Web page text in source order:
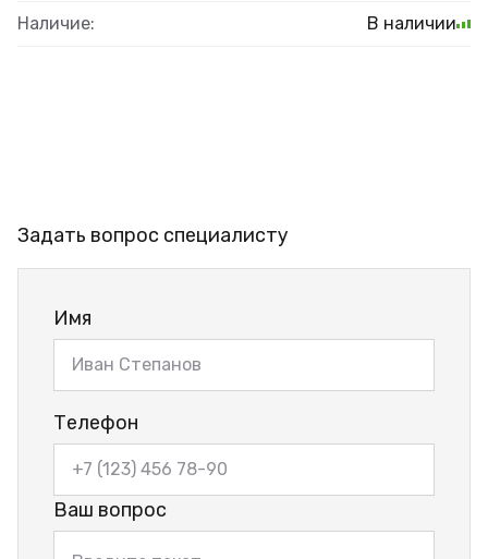
Наличие: В наличии
Задать вопрос специалисту
Имя
Телефон
Ваш вопрос